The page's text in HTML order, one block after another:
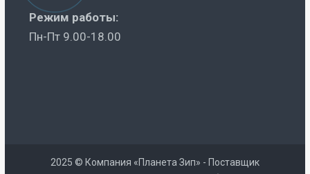
Режим работы:
Пн-Пт 9.00-18.00
2025 © Компания «Планета Зип» - Поставщик